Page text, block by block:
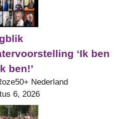
‘Ik ben
ben!’
Nederland
6, 2026